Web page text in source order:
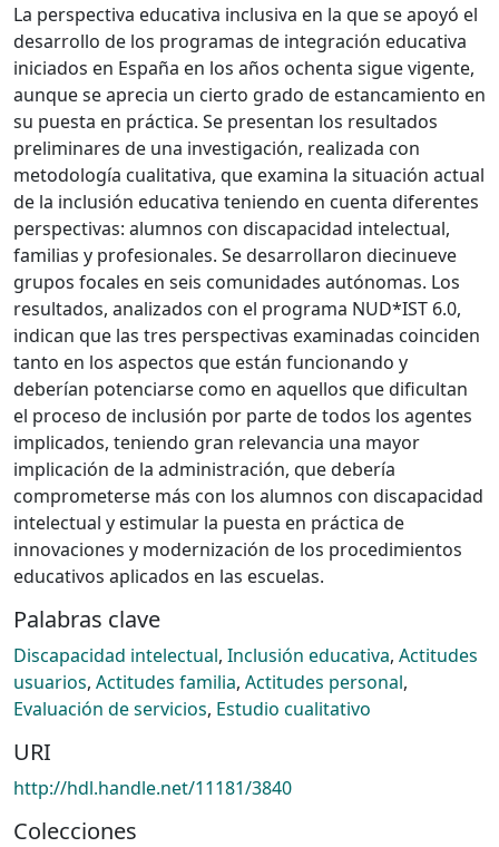
La perspectiva educativa inclusiva en la que se apoyó el
desarrollo de los programas de integración educativa
iniciados en España en los años ochenta sigue vigente,
aunque se aprecia un cierto grado de estancamiento en
su puesta en práctica. Se presentan los resultados
preliminares de una investigación, realizada con
metodología cualitativa, que examina la situación actual
de la inclusión educativa teniendo en cuenta diferentes
perspectivas: alumnos con discapacidad intelectual,
familias y profesionales. Se desarrollaron diecinueve
grupos focales en seis comunidades autónomas. Los
resultados, analizados con el programa NUD*IST 6.0,
indican que las tres perspectivas examinadas coinciden
tanto en los aspectos que están funcionando y
deberían potenciarse como en aquellos que dificultan
el proceso de inclusión por parte de todos los agentes
implicados, teniendo gran relevancia una mayor
implicación de la administración, que debería
comprometerse más con los alumnos con discapacidad
intelectual y estimular la puesta en práctica de
innovaciones y modernización de los procedimientos
educativos aplicados en las escuelas.
Palabras clave
Discapacidad intelectual, Inclusión educativa, Actitudes
usuarios, Actitudes familia, Actitudes personal,
Evaluación de servicios, Estudio cualitativo
URI
http://hdl.handle.net/11181/3840
Colecciones